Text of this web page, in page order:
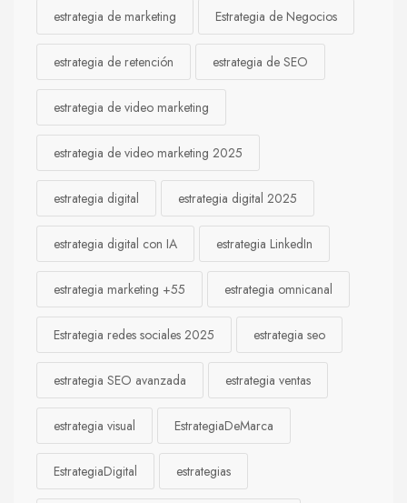
estrategia de marketing Estrategia de Negocios
estrategia de retención estrategia de SEO
estrategia de video marketing
estrategia de video marketing 2025
estrategia digital estrategia digital 2025
estrategia digital con IA estrategia LinkedIn
estrategia marketing +55 estrategia omnicanal
Estrategia redes sociales 2025 estrategia seo
estrategia SEO avanzada estrategia ventas
estrategia visual EstrategiaDeMarca
EstrategiaDigital estrategias